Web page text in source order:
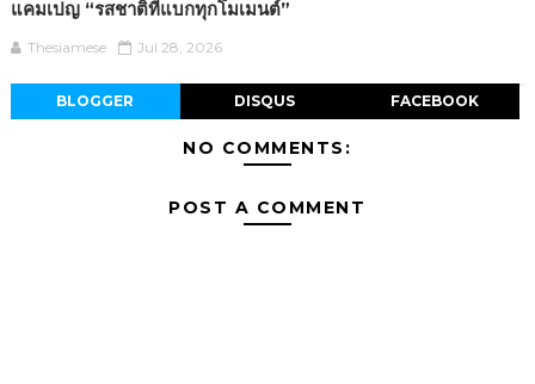
แคมเปญ “รสชาติที่แบกทุกโมเมนต์”
Thesiamese Jul 28, 2026
BLOGGER DISQUS FACEBOOK
NO COMMENTS:
POST A COMMENT